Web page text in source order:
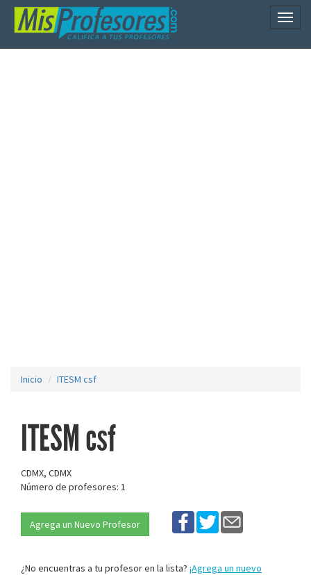
Inicio ITESM csf
ITESM csf
CDMX, CDMX
Número de profesores: 1
Agrega un Nuevo Profesor
¿No encuentras a tu profesor en la lista? ¡Agrega un nuevo